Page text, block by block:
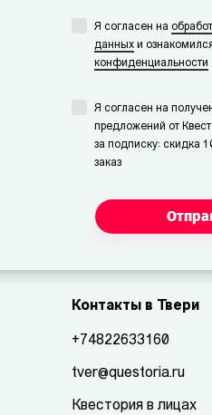
Я согласен на
данных и
конфиденциальности
Я согласен на
предложений от
за подписку: скидка
заказ
Контакты в Твери
+74822633160
tver@questoria.ru
Квестория в лицах